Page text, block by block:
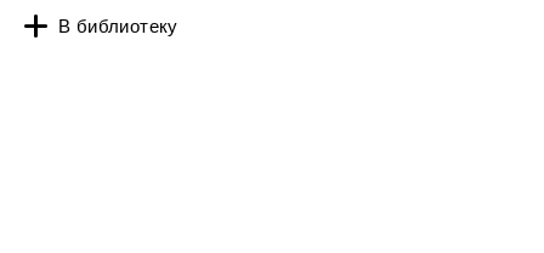
В библиотеку